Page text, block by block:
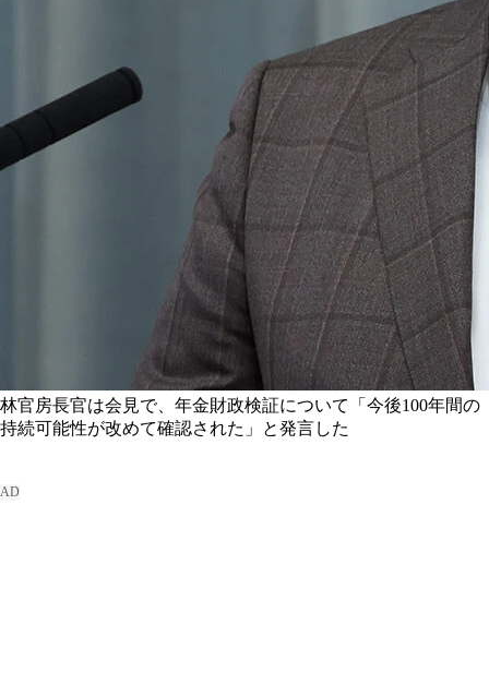
林官房長官は会見で、年金財政検証について「今後100年間の
持続可能性が改めて確認された」と発言した